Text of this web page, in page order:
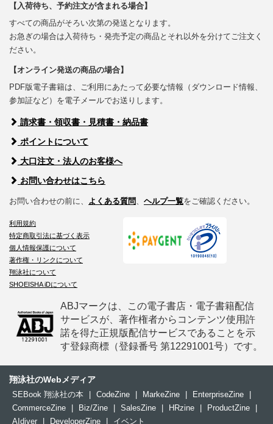
【入荷待ち、予約注文が含まれる場合】
すべての商品がそろい次第の発送となります。
お急ぎの場合は入荷待ち・発売予定の商品とそれ以外を分けてご注文く
ださい。
【オンライン発送の商品の場合】
PDF版電子書籍は、ご利用にあたって必要な情報（ダウンロード情報、
参加証など）を電子メールでお送りします。
請求書・領収書・見積書・納品書
ポイントについて
大口注文・法人のお客様へ
お問い合わせはこちら
お問い合わせの前に、 よくある質問 ヘルプ一覧をご確認ください。
利用規約
特定商取引法に基づく表示
個人情報保護について
著作権・リンクについて
翔泳社について
SHOEISHA iDについて
ABJマークは、この電子書店・電子書籍配信
サービスが、著作権者からコンテンツ使用許
諾を得た正規版配信サービスであることを示
す登録商標（登録番号 第12291001号）です。
翔泳社のWebメディア
SEBook 翔泳社の本 | CodeZine | MarkeZine | EnterpriseZine
|
CommerceZine
| Biz/Zine | SalesZine | HRzine | ProductZine
|
AIdiver
| DeveloperZine | イベント